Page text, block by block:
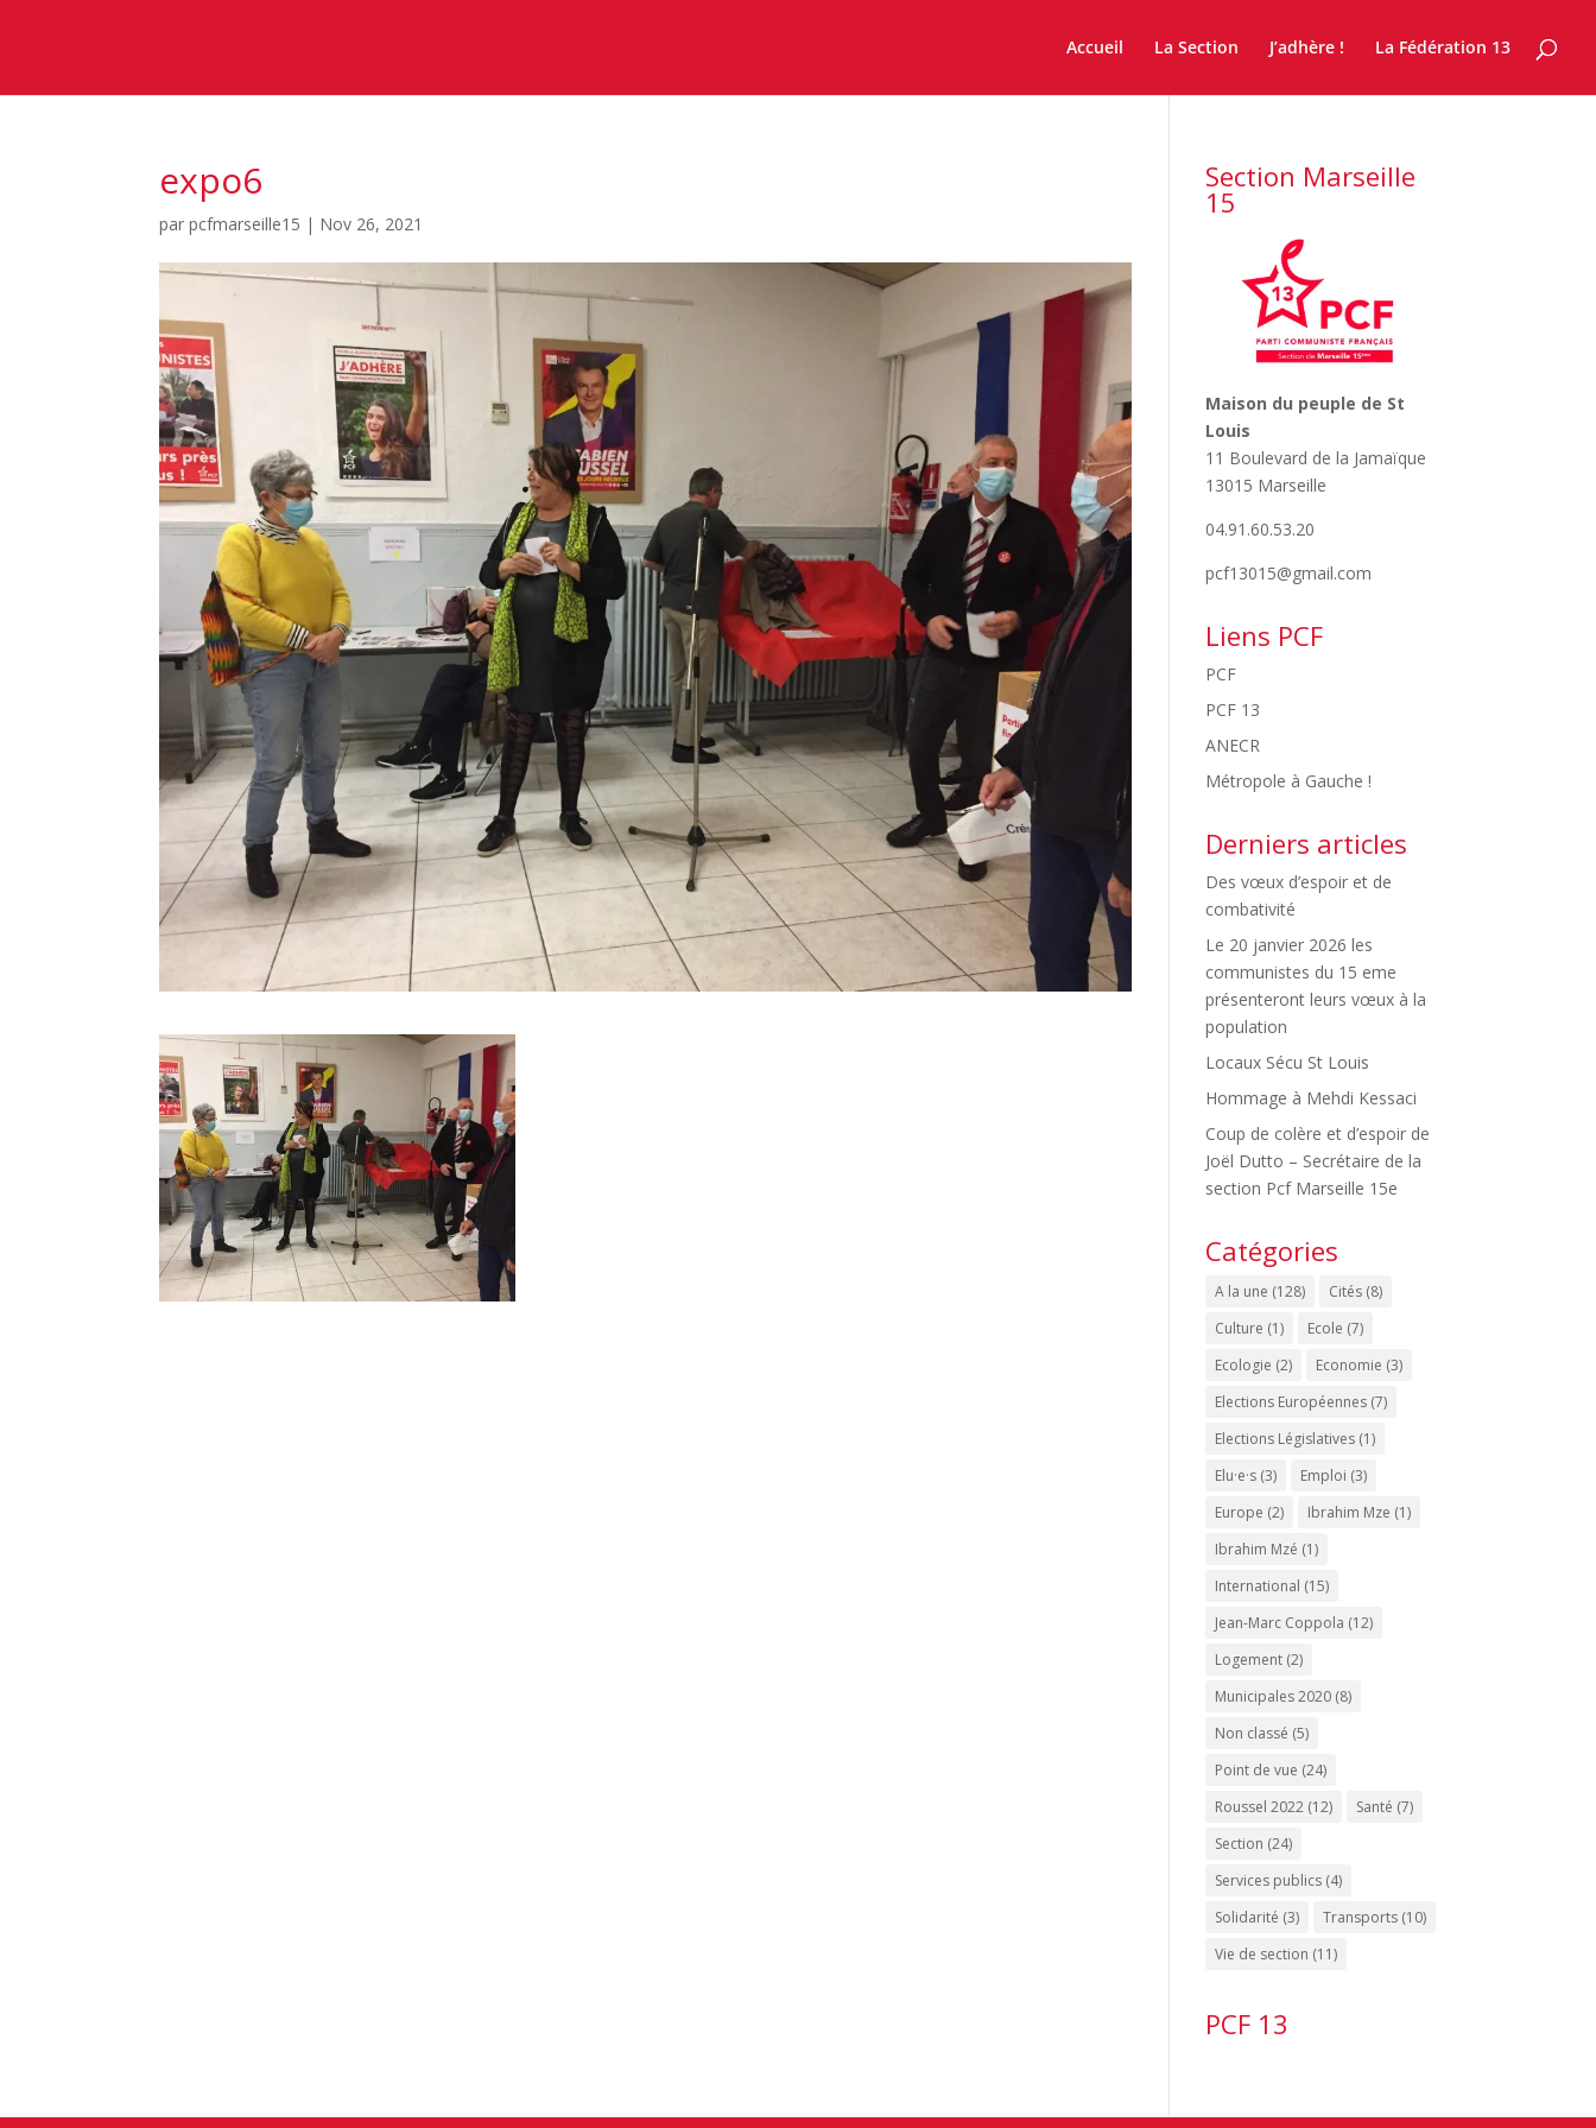
Accueil La Section J’adhère ! La Fédération 13
expo6
parpcfmarseille15 | Nov 26, 2021
Section Marseille
15
Maison du peuple de St
Louis
11 Boulevard de la Jamaïque
13015 Marseille
04.91.60.53.20
pcf13015@gmail.com
Liens PCF
PCF
PCF 13
ANECR
Métropole à Gauche !
Derniers articles
Des vœux d’espoir et de
combativité
Le 20 janvier 2026 les
communistes du 15 eme
présenteront leurs vœux à la
population
Locaux Sécu St Louis
Hommage à Mehdi Kessaci
Coup de colère et d’espoir de
Joël Dutto – Secrétaire de la
section Pcf Marseille 15e
Catégories
A la une (128) Cités (8)
Culture (1) Ecole (7)
Ecologie (2) Economie (3)
Elections Européennes (7)
Elections Législatives (1)
Elu·e·s (3) Emploi (3)
Europe (2) Ibrahim Mze (1)
Ibrahim Mzé (1)
International (15)
Jean-Marc Coppola (12)
Logement (2)
Municipales 2020 (8)
Non classé (5)
Point de vue (24)
Roussel 2022 (12) Santé (7)
Section (24)
Services publics (4)
Solidarité (3) Transports (10)
Vie de section (11)
PCF 13